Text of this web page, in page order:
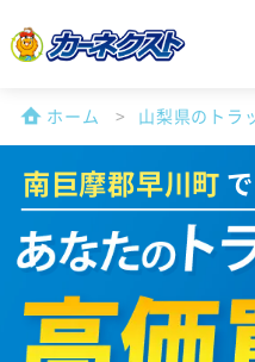
ホーム 山梨県のトラ
南巨摩郡早川町 で